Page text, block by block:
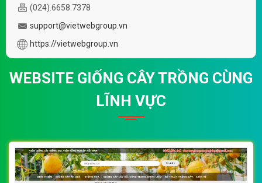
(024).6658.7378
support@vietwebgroup.vn
https://vietwebgroup.vn
WEBSITE GIỐNG CÂY TRỒNG CÙNG
LĨNH VỰC